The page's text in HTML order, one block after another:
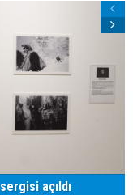
açıldı